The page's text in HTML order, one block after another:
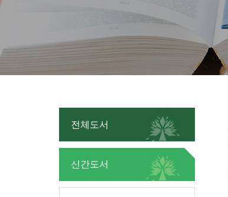
전체도서
신간도서